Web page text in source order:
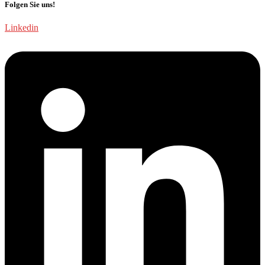
Folgen Sie uns!
Linkedin